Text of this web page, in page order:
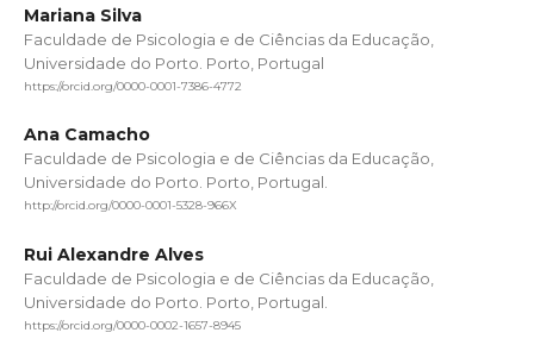
Mariana Silva
Faculdade de Psicologia e de Ciências da Educação,
Universidade do Porto. Porto, Portugal
https://orcid.org/0000-0001-7386-4772
Ana Camacho
Faculdade de Psicologia e de Ciências da Educação,
Universidade do Porto. Porto, Portugal.
http://orcid.org/0000-0001-5328-966X
Rui Alexandre Alves
Faculdade de Psicologia e de Ciências da Educação,
Universidade do Porto. Porto, Portugal.
https://orcid.org/0000-0002-1657-8945